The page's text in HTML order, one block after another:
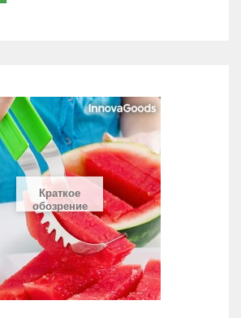
Краткое
обозрение